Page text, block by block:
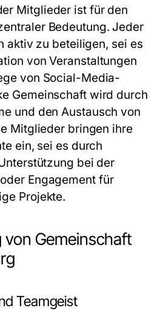
Mitglieder ist für den
Bedeutung. Jeder
aktiv zu beteiligen, sei es
von Veranstaltungen
von Social-Media-
Gemeinschaft wird durch
und den Austausch von
Mitglieder bringen ihre
ein, sei es durch
bei der
Engagement für
Projekte.
von Gemeinschaft
Teamgeist